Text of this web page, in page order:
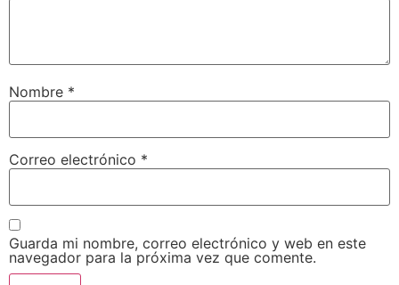
Nombre *
Correo electrónico *
Guarda mi nombre, correo electrónico y web en este
navegador para la próxima vez que comente.